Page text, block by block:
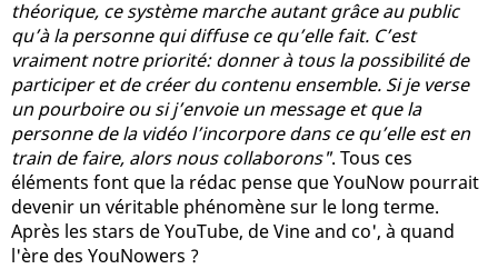
théorique, ce système marche autant grâce au public
qu’à la personne qui diffuse ce qu’elle fait. C’est
vraiment notre priorité: donner à tous la possibilité de
participer et de créer du contenu ensemble. Si je verse
un pourboire ou si j’envoie un message et que la
personne de la vidéo l’incorpore dans ce qu’elle est en
train de faire, alors nous collaborons". Tous ces
éléments font que la rédac pense que YouNow pourrait
devenir un véritable phénomène sur le long terme.
Après les stars de YouTube, de Vine and co', à quand
l'ère des YouNowers ?